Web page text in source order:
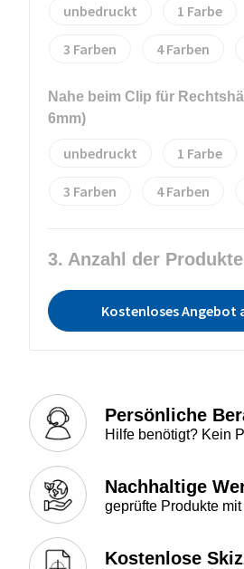
unbedruckt 1
3 4
Nahe beim Clip für
6mm)
unbedruckt 1
3 4
3. Anzahl der Produkte
Kostenloses Angebot
Persönliche
Hilfe benötigt? Kein
Nachhaltige
geprüfte Produkte
Kostenlose